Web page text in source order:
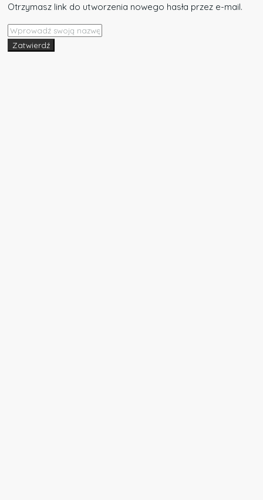
Otrzymasz link do utworzenia nowego hasła przez e-mail.
Zatwierdź